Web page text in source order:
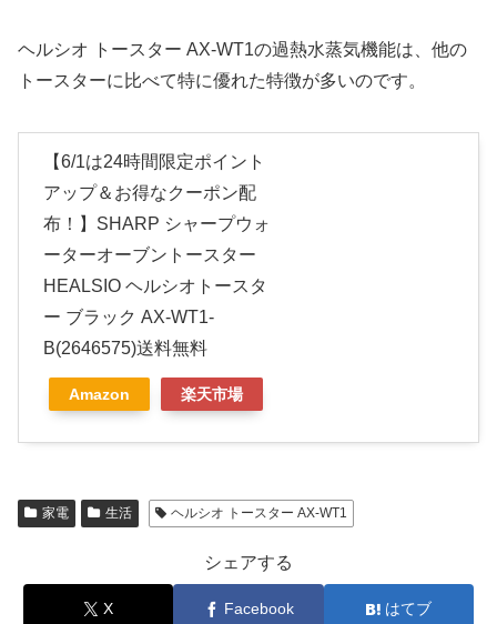
ヘルシオ トースター AX-WT1の過熱水蒸気機能は、他の
トースターに比べて特に優れた特徴が多いのです。
【6/1は24時間限定ポイント
アップ＆お得なクーポン配
布！】SHARP シャープウォ
ーターオーブントースター
HEALSIO ヘルシオトースタ
ー ブラック AX-WT1-
B(2646575)送料無料
Amazon 楽天市場
家電 生活 ヘルシオ トースター AX-WT1
シェアする
X Facebook はてブ